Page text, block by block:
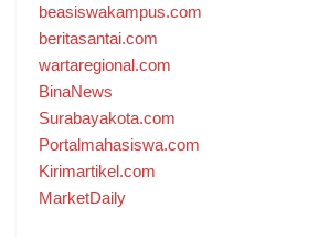
beasiswakampus.com
beritasantai.com
wartaregional.com
BinaNews
Surabayakota.com
Portalmahasiswa.com
Kirimartikel.com
MarketDaily